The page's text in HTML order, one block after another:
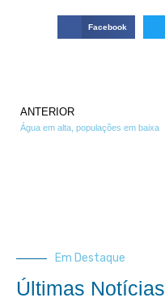
Facebook
ANTERIOR
Água em alta, populações em baixa
Em Destaque
Últimas Notícias